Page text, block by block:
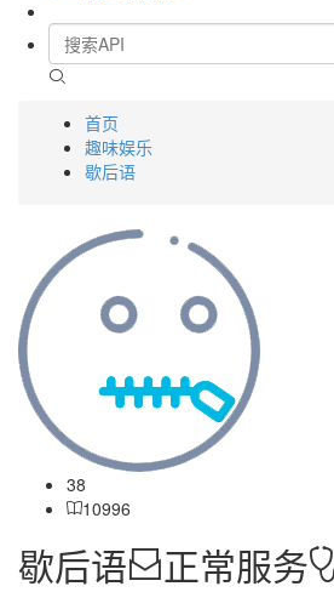
首页
趣味娱乐
歇后语
38
10996
歇后语 正常服务